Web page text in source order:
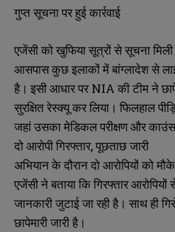
गुप्त सूचना पर हुई कार्रवाई
एजेंसी को खुफिया सूत्रों से सूचना
आसपास कुछ इलाकों में बांग्लादेश से
है। इसी आधार पर NIA की टीम ने
सुरक्षित रेस्क्यू कर लिया। फिलहाल
जहां उसका मेडिकल परीक्षण और
दो आरोपी गिरफ्तार, पूछताछ जारी
अभियान के दौरान दो आरोपियों को
एजेंसी ने बताया कि गिरफ्तार
जानकारी जुटाई जा रही है। साथ ही
छापेमारी जारी है।